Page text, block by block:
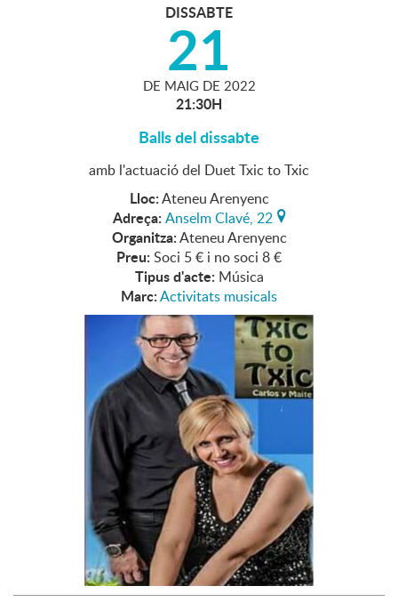
DISSABTE
21
DE MAIG DE 2022
21:30H
Balls del dissabte
amb l'actuació del Duet Txic to Txic
Lloc:Ateneu Arenyenc
Adreça: Anselm Clavé, 22
Organitza:Ateneu Arenyenc
Preu: Soci 5 € i no soci 8 €
Tipus d'acte: Música
Marc:Activitats musicals